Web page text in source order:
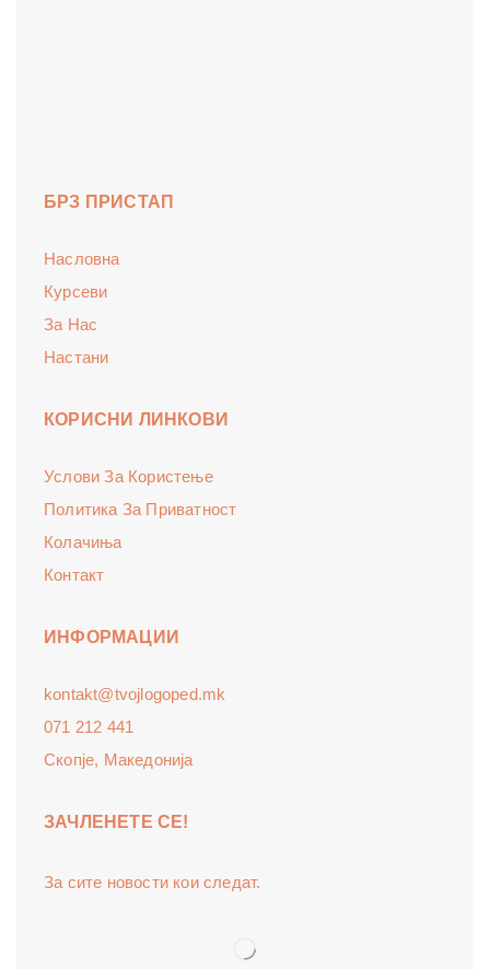
БРЗ ПРИСТАП
Насловна
Курсеви
За Нас
Настани
КОРИСНИ ЛИНКОВИ
Услови За Користење
Политика За Приватност
Колачиња
Контакт
ИНФОРМАЦИИ
kontakt@tvojlogoped.mk
071 212 441
Скопје, Македонија
ЗАЧЛЕНЕТЕ СЕ!
За сите новости кои следат.